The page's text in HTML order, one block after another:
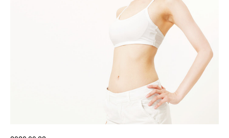
エンリッチリフトライン
センシティブライン
ブライトニングライン
プロダクトライン TOP